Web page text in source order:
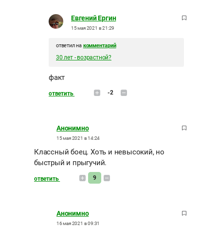
Евгений Ергин
15 мая 2021 в 21:29
ответил на комментарий
30 лет - возрастной?
факт
ответить -2
Анонимно
15 мая 2021 в 14:24
Классный боец. Хоть и невысокий, но
быстрый и прыгучий.
ответить 9
Анонимно
16 мая 2021 в 09:31